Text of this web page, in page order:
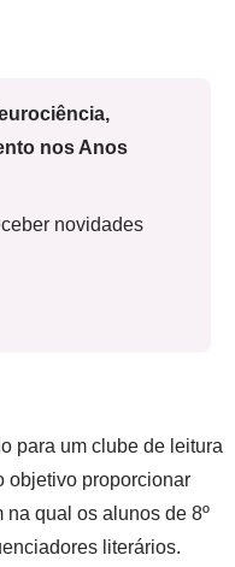
nos Anos
novidades
para um clube de leitura
objetivo proporcionar
qual os alunos de 8º
literários.